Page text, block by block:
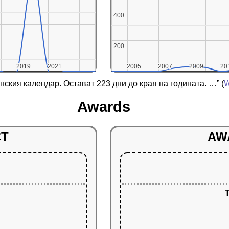
2019
2019 2021
2021 2005
2005 2007
2007 2009
2009
200
200
400
400
календар. Остават 223 дни до края на годината. …” (
Awards